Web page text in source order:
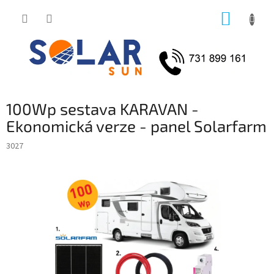
100Wp sestava KARAVAN -
Ekonomická verze - panel Solarfarm
3027